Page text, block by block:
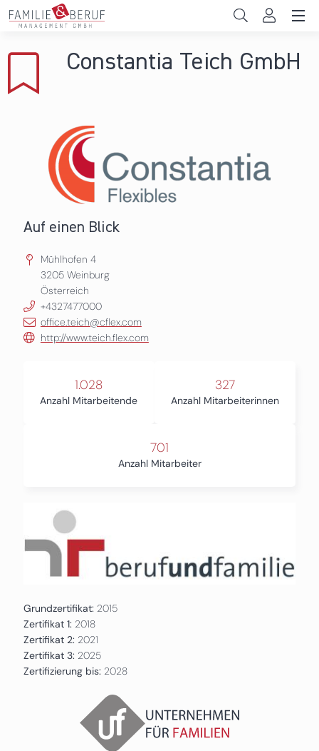
Direkt zum Inhalt
Gemeinden
Persönliche Vereinbarkeit
Das sind wir
Constantia Teich GmbH
Auf einen Blick
Mühlhofen 4
3205 Weinburg
Österreich
+4327477000
office.teich@cflex.com
http://www.teich.flex.com
1.028
Anzahl Mitarbeitende
327
Anzahl Mitarbeiterinnen
701
Anzahl Mitarbeiter
Grundzertifikat: 2015
Zertifikat 1: 2018
Zertifikat 2: 2021
Zertifikat 3: 2025
Zertifizierung bis: 2028